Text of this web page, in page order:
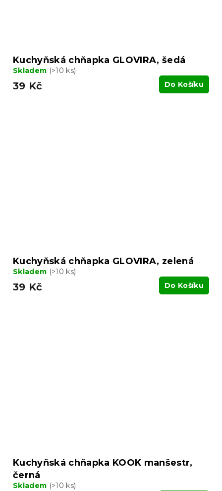
Kuchyňská chňapka GLOVIRA, šedá
Skladem (>10 ks)
39 Kč Do Košíku
Kuchyňská chňapka GLOVIRA, zelená
Skladem (>10 ks)
39 Kč Do Košíku
Kuchyňská chňapka KOOK manšestr,
černá
Skladem (>10 ks)